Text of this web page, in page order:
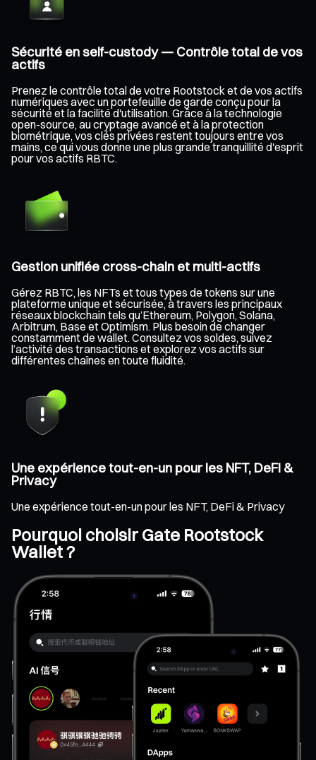
Sécurité en self-custody — Contrôle total de vos
actifs
Prenez le contrôle total de votre Rootstock et de vos actifs
numériques avec un portefeuille de garde conçu pour la
sécurité et la facilité d'utilisation. Grâce à la technologie
open-source, au cryptage avancé et à la protection
biométrique, vos clés privées restent toujours entre vos
mains, ce qui vous donne une plus grande tranquillité d'esprit
pour vos actifs RBTC.
Gestion unifiée cross-chain et multi-actifs
Gérez RBTC, les NFTs et tous types de tokens sur une
plateforme unique et sécurisée, à travers les principaux
réseaux blockchain tels qu’Ethereum, Polygon, Solana,
Arbitrum, Base et Optimism. Plus besoin de changer
constamment de wallet. Consultez vos soldes, suivez
l’activité des transactions et explorez vos actifs sur
différentes chaînes en toute fluidité.
Une expérience tout-en-un pour les NFT, DeFi &
Privacy
Une expérience tout-en-un pour les NFT, DeFi & Privacy
Pourquoi choisir Gate Rootstock
Wallet ?